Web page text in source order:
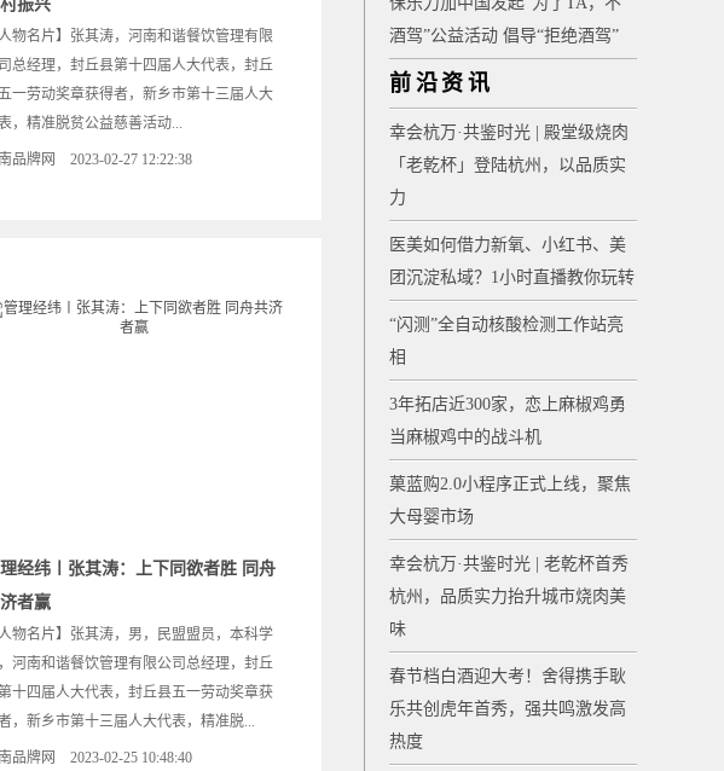
振兴
人物名片】张其涛，河南和谐餐饮管理有限
总经理，封丘县第十四届人大代表，封丘
一劳动奖章获得者，新乡市第十三届人大
，精准脱贫公益慈善活动...
品牌网 2023-02-27 12:22:38
经纬〡张其涛：上下同欲者胜 同舟
者赢
人物名片】张其涛，男，民盟盟员，本科学
河南和谐餐饮管理有限公司总经理，封丘
十四届人大代表，封丘县五一劳动奖章获
，新乡市第十三届人大代表，精准脱...
品牌网 2023-02-25 10:48:40
酒驾”公益活动 倡导“拒绝酒驾”
前沿资讯
幸会杭万·共鉴时光 | 殿堂级烧肉
「老乾杯」登陆杭州，以品质实
力
医美如何借力新氧、小红书、美
团沉淀私域？1小时直播教你玩转
“闪测”全自动核酸检测工作站亮
相
3年拓店近300家，恋上麻椒鸡勇
当麻椒鸡中的战斗机
菓蓝购2.0小程序正式上线，聚焦
大母婴市场
幸会杭万·共鉴时光 | 老乾杯首秀
杭州，品质实力抬升城市烧肉美
味
春节档白酒迎大考！舍得携手耿
乐共创虎年首秀，强共鸣激发高
热度